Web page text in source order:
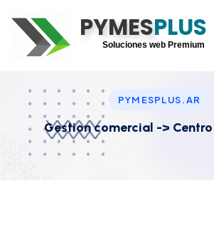
PYMESPLUS
Digitaliza tu éxito
Soluciones web Premium
PYMESPLUS.AR
Gestion comercial ->